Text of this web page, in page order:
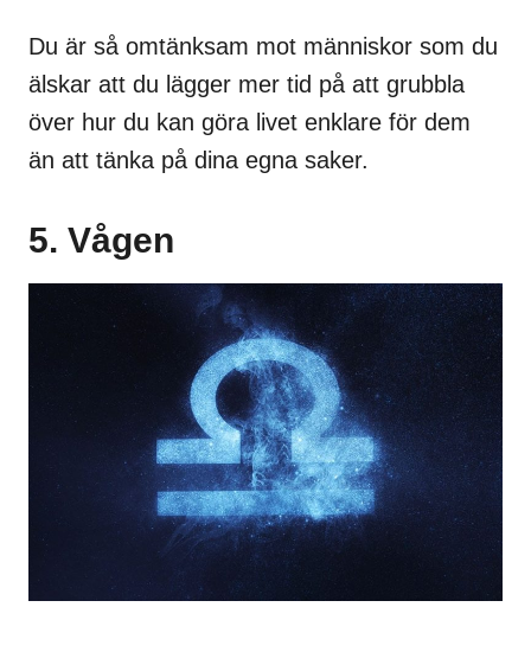
Du är så omtänksam mot människor som du
älskar att du lägger mer tid på att grubbla
över hur du kan göra livet enklare för dem
än att tänka på dina egna saker.
5. Vågen